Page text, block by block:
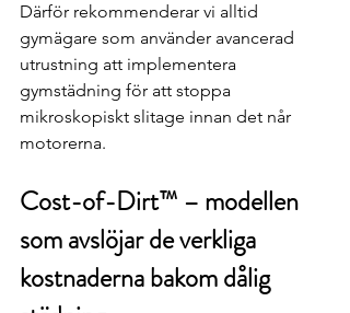
Därför rekommenderar vi alltid
gymägare som använder avancerad
utrustning att implementera
gymstädning för att stoppa
mikroskopiskt slitage innan det når
motorerna.
Cost-of-Dirt™ – modellen
som avslöjar de verkliga
kostnaderna bakom dålig